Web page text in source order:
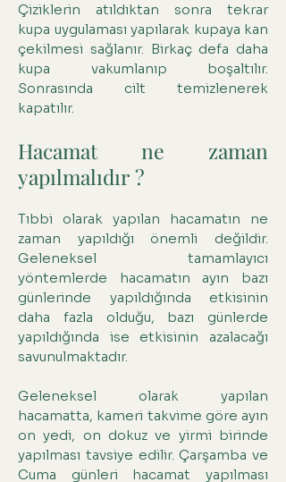
Çiziklerin atıldıktan sonra tekrar
kupa uygulaması yapılarak kupaya kan
çekilmesi sağlanır. Birkaç defa daha
kupa vakumlanıp boşaltılır.
Sonrasında cilt temizlenerek
kapatılır.
Hacamat ne zaman
yapılmalıdır ?
Tıbbi olarak yapılan hacamatın ne
zaman yapıldığı önemli değildir.
Geleneksel tamamlayıcı
yöntemlerde hacamatın ayın bazı
günlerinde yapıldığında etkisinin
daha fazla olduğu, bazı günlerde
yapıldığında ise etkisinin azalacağı
savunulmaktadır.
Geleneksel olarak yapılan
hacamatta, kameri takvime göre ayın
on yedi, on dokuz ve yirmi birinde
yapılması tavsiye edilir. Çarşamba ve
Cuma günleri hacamat yapılması